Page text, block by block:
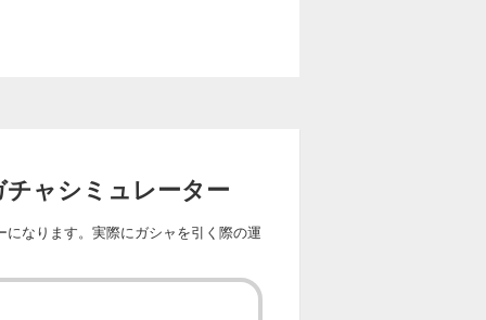
ャシミュレーター
なります。実際にガシャを引く際の運